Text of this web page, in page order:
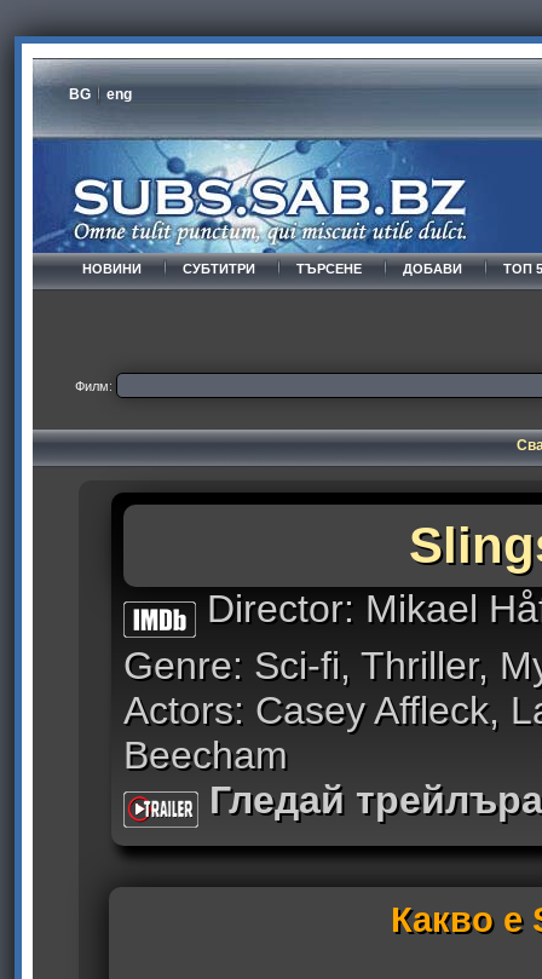
BG eng
НОВИНИ СУБТИТРИ ТЪРСЕНЕ ДОБАВИ ТОП
Филм:
Director: Mikael
Genre: Sci-fi, Thriller,
Actors: Casey Affleck,
Beecham
Гледай трейлъра
Какво е